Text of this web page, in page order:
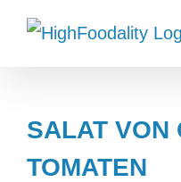
Zum
Inhalt
SALAT VON
TOMATEN